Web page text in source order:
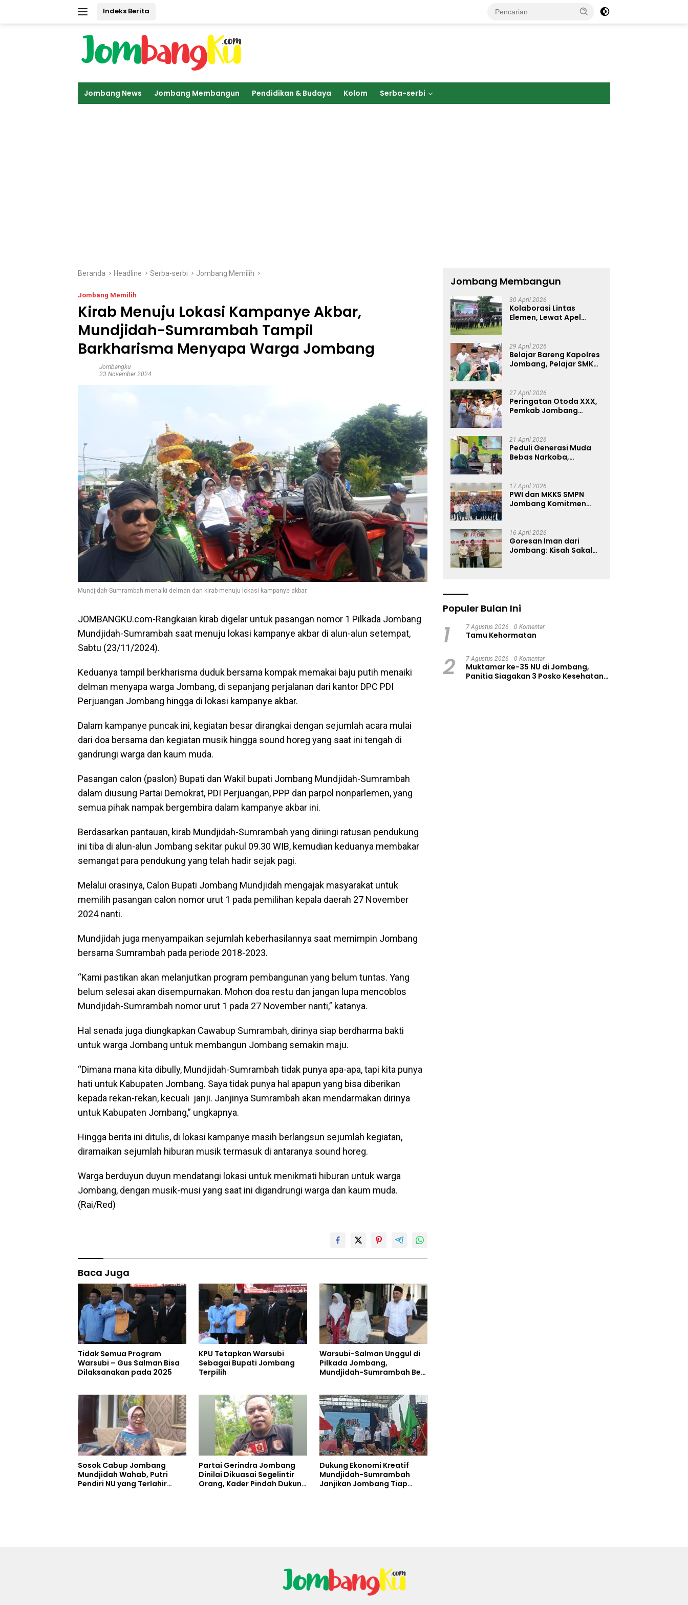
Indeks Berita
Jombang News Jombang Membangun Pendidikan & Budaya Kolom Serba-serbi
Beranda Headline Serba-serbi Jombang Memilih
Jombang Memilih
Kirab Menuju Lokasi Kampanye Akbar,
Mundjidah-Sumrambah Tampil
Barkharisma Menyapa Warga Jombang
Jombangku
23 November 2024
Mundjidah-Sumrambah menaiki delman dan kirab menuju lokasi kampanye akbar.
JOMBANGKU.com-Rangkaian kirab digelar untuk pasangan nomor 1 Pilkada Jombang
Mundjidah-Sumrambah saat menuju lokasi kampanye akbar di alun-alun setempat,
Sabtu (23/11/2024).
Keduanya tampil berkharisma duduk bersama kompak memakai baju putih menaiki
delman menyapa warga Jombang, di sepanjang perjalanan dari kantor DPC PDI
Perjuangan Jombang hingga di lokasi kampanye akbar.
Dalam kampanye puncak ini, kegiatan besar dirangkai dengan sejumlah acara mulai
dari doa bersama dan kegiatan musik hingga sound horeg yang saat ini tengah di
gandrungi warga dan kaum muda.
Pasangan calon (paslon) Bupati dan Wakil bupati Jombang Mundjidah-Sumrambah
dalam diusung Partai Demokrat, PDI Perjuangan, PPP dan parpol nonparlemen, yang
semua pihak nampak bergembira dalam kampanye akbar ini.
Berdasarkan pantauan, kirab Mundjidah-Sumrambah yang diriingi ratusan pendukung
ini tiba di alun-alun Jombang sekitar pukul 09.30 WIB, kemudian keduanya membakar
semangat para pendukung yang telah hadir sejak pagi.
Melalui orasinya, Calon Bupati Jombang Mundjidah mengajak masyarakat untuk
memilih pasangan calon nomor urut 1 pada pemilihan kepala daerah 27 November
2024 nanti.
Mundjidah juga menyampaikan sejumlah keberhasilannya saat memimpin Jombang
bersama Sumrambah pada periode 2018-2023.
“Kami pastikan akan melanjutkan program pembangunan yang belum tuntas. Yang
belum selesai akan disempurnakan. Mohon doa restu dan jangan lupa mencoblos
Mundjidah-Sumrambah nomor urut 1 pada 27 November nanti,” katanya.
Hal senada juga diungkapkan Cawabup Sumrambah, dirinya siap berdharma bakti
untuk warga Jombang untuk membangun Jombang semakin maju.
“Dimana mana kita dibully, Mundjidah-Sumrambah tidak punya apa-apa, tapi kita punya
hati untuk Kabupaten Jombang. Saya tidak punya hal apapun yang bisa diberikan
kepada rekan-rekan, kecuali janji. Janjinya Sumrambah akan mendarmakan dirinya
untuk Kabupaten Jombang,” ungkapnya.
Hingga berita ini ditulis, di lokasi kampanye masih berlangsun sejumlah kegiatan,
diramaikan sejumlah hiburan musik termasuk di antaranya sound horeg.
Warga berduyun duyun mendatangi lokasi untuk menikmati hiburan untuk warga
Jombang, dengan musik-musi yang saat ini digandrungi warga dan kaum muda.
(Rai/Red)
Baca Juga
Tidak Semua Program
Warsubi – Gus Salman Bisa
Dilaksanakan pada 2025
KPU Tetapkan Warsubi
Sebagai Bupati Jombang
Terpilih
Warsubi-Salman Unggul di
Pilkada Jombang,
Mundjidah-Sumrambah Beri
Sosok Cabup Jombang
Mundjidah Wahab, Putri
Pendiri NU yang Terlahir
Partai Gerindra Jombang
Dinilai Dikuasai Segelintir
Orang, Kader Pindah Dukung
Dukung Ekonomi Kreatif
Mundjidah-Sumrambah
Janjikan Jombang Tiap
Jombang Membangun
30 April 2026
Kolaborasi Lintas
Elemen, Lewat Apel
Jaga Kondusifitas
29 April 2026
Belajar Bareng Kapolres
Jombang, Pelajar SMKN
Simulasi Wawancara
Jurnalistik
27 April 2026
Peringatan Otoda XXX,
Pemkab Jombang
21 April 2026
Peduli Generasi Muda
Bebas Narkoba,
Madrasah
17 April 2026
PWI dan MKKS SMPN
Jombang Komitmen
Edukasi Jurnalistik
16 April 2026
Goresan Iman dari
Jombang: Kisah Sakal
Populer Bulan Ini
1 7 Agustus 2026 0 Komentar
Tamu Kehormatan
2 7 Agustus 2026 0 Komentar
Muktamar ke-35 NU di Jombang,
Panitia Siagakan 3 Posko Kesehatan